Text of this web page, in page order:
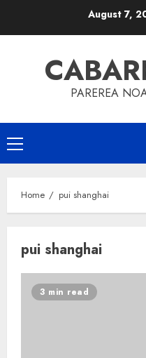
August 7,
PAREREA
Primary
Menu
Home pui shanghai
pui shanghai
3 min read